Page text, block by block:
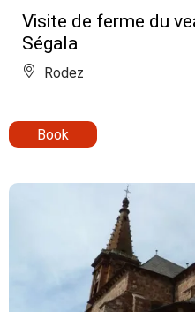
Visite de ferme du
Ségala
Rodez
Book